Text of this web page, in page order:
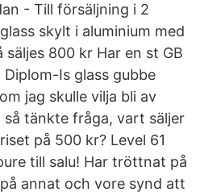
- Till försäljning i 2
skylt i aluminium med
800 kr Har en st GB
Is glass gubbe
jag skulle vilja bli av
så tänkte fråga, vart säljer
på 500 kr? Level 61
till salu! Har tröttnat på
annat och vore synd att